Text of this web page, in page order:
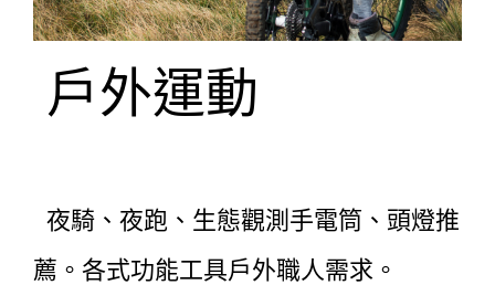
戶外運動
夜騎、夜跑、生態觀測手電筒、頭燈推
薦。各式功能工具戶外職人需求。